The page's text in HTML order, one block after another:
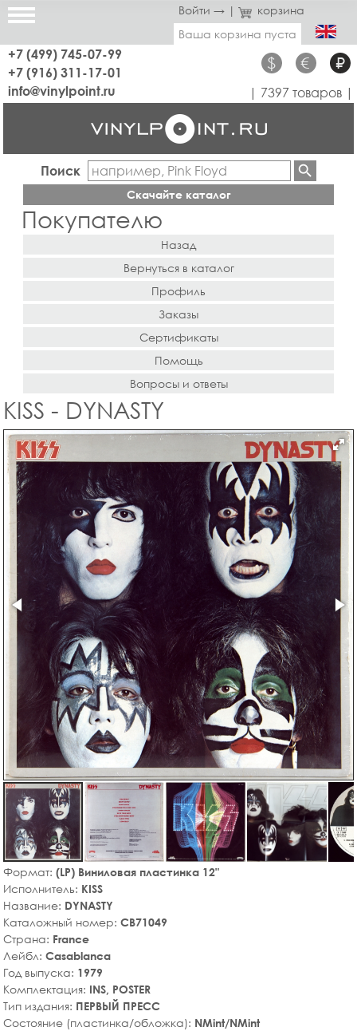
Войти → |
корзина
Ваша корзина пуста
+7 (499) 745-07-99
+7 (916) 311-17-01
$ € ₽
info@vinylpoint.ru | 7397 товаров |
Поиск
Скачайте каталог
Покупателю
Назад
Вернуться в каталог
Профиль
Заказы
Сертификаты
Помощь
Вопросы и ответы
KISS - DYNASTY
Формат: (LP) Виниловая пластинка 12"
Исполнитель: KISS
Название: DYNASTY
Каталожный номер: CB71049
Страна: France
Лейбл: Casablanca
Год выпуска: 1979
Комплектация: INS, POSTER
Тип издания: ПЕРВЫЙ ПРЕСС
Состояние (пластинка/обложка): NMint/NMint